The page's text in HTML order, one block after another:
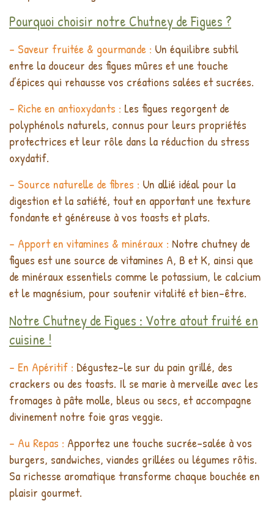
Pourquoi choisir notre Chutney de Figues ?
- Saveur fruitée & gourmande : Un équilibre subtil
entre la douceur des figues mûres et une touche
d’épices qui rehausse vos créations salées et sucrées.
- Riche en antioxydants : Les figues regorgent de
polyphénols naturels, connus pour leurs propriétés
protectrices et leur rôle dans la réduction du stress
oxydatif.
- Source naturelle de fibres : Un allié idéal pour la
digestion et la satiété, tout en apportant une texture
fondante et généreuse à vos toasts et plats.
- Apport en vitamines & minéraux : Notre chutney de
figues est une source de vitamines A, B et K, ainsi que
de minéraux essentiels comme le potassium, le calcium
et le magnésium, pour soutenir vitalité et bien-être.
Notre Chutney de Figues : Votre atout fruité en
cuisine !
- En Apéritif : Dégustez-le sur du pain grillé, des
crackers ou des toasts. Il se marie à merveille avec les
fromages à pâte molle, bleus ou secs, et accompagne
divinement notre foie gras veggie.
- Au Repas : Apportez une touche sucrée-salée à vos
burgers, sandwiches, viandes grillées ou légumes rôtis.
Sa richesse aromatique transforme chaque bouchée en
plaisir gourmet.